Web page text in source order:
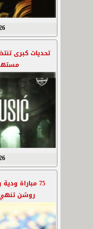
تحديات كبرى
75 مباراة
روشن تنهي